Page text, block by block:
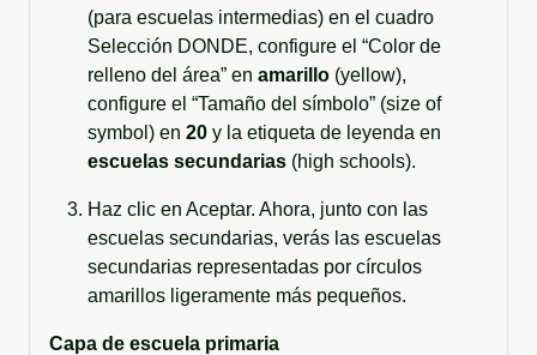
(para escuelas intermedias) en el cuadro
Selección DONDE, configure el “Color de
relleno del área” en amarillo (yellow),
configure el “Tamaño del símbolo” (size of
symbol) en 20 y la etiqueta de leyenda en
escuelas secundarias (high schools).
Haz clic en Aceptar. Ahora, junto con las
escuelas secundarias, verás las escuelas
secundarias representadas por círculos
amarillos ligeramente más pequeños.
Capa de escuela primaria